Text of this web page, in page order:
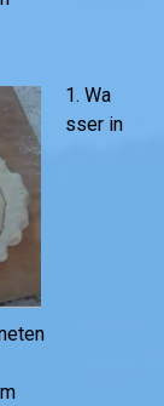
1. Wa
sser in